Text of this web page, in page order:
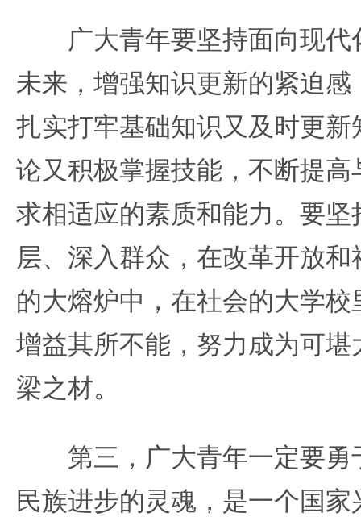
广大青年要坚持面向现代
未来，增强知识更新的紧迫
扎实打牢基础知识又及时更
论又积极掌握技能，不断提
求相适应的素质和能力。要
层、深入群众，在改革开放
的大熔炉中，在社会的大学
增益其所不能，努力成为可
梁之材。
第三，广大青年一定要勇
民族进步的灵魂，是一个国